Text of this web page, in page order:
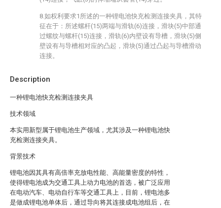
Description
一种锂电池快充检测连接夹具
技术领域
本实用新型属于锂电池生产领域，尤其涉及一种锂电池快
充检测连接夹具。
背景技术
锂电池因其具有高倍率充放电性能、高能量密度的特性，
使得锂电池成为交通工具上动力电池的首选，被广泛应用
在电动汽车、电动自行车等交通工具上，目前，锂电池多
是做成锂电池单体后，通过导向将其连接成电池组后，在
8.如权利要求1所述的一种锂电池快充检测连接夹具，其特
征在于：所述螺杆(15)两端与滑轨(6)连接，滑块(5)中部通
过螺纹与螺杆(15)连接，滑轨(6)内壁设有导槽，滑块(5)侧
壁设有与导槽相对应的凸起，滑块(5)通过凸起与导槽滑动
连接。